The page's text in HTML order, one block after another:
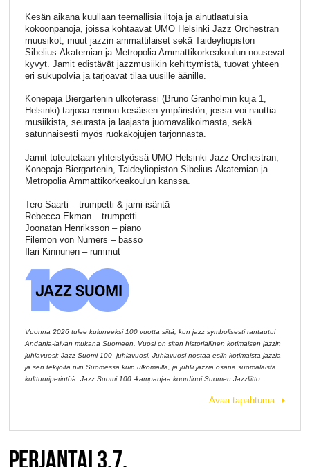
Kesän aikana kuullaan teemallisia iltoja ja ainutlaatuisia
kokoonpanoja, joissa kohtaavat UMO Helsinki Jazz Orchestran
muusikot, muut jazzin ammattilaiset sekä Taideyliopiston
Sibelius-Akatemian ja Metropolia Ammattikorkeakoulun nousevat
kyvyt. Jamit edistävät jazzmusiikin kehittymistä, tuovat yhteen
eri sukupolvia ja tarjoavat tilaa uusille äänille.
Konepaja Biergartenin ulkoterassi (Bruno Granholmin kuja 1,
Helsinki) tarjoaa rennon kesäisen ympäristön, jossa voi nauttia
musiikista, seurasta ja laajasta juomavalikoimasta, sekä
satunnaisesti myös ruokakojujen tarjonnasta.
Jamit toteutetaan yhteistyössä UMO Helsinki Jazz Orchestran,
Konepaja Biergartenin, Taideyliopiston Sibelius-Akatemian ja
Metropolia Ammattikorkeakoulun kanssa.
Tero Saarti – trumpetti & jami-isäntä
Rebecca Ekman – trumpetti
Joonatan Henriksson – piano
Filemon von Numers – basso
Ilari Kinnunen – rummut
Vuonna 2026 tulee kuluneeksi 100 vuotta siitä, kun jazz symbolisesti rantautui
Andania-laivan mukana Suomeen. Vuosi on siten historiallinen kotimaisen jazzin
juhlavuosi: Jazz Suomi 100 -juhlavuosi. Juhlavuosi nostaa esiin kotimaista jazzia
ja sen tekijöitä niin Suomessa kuin ulkomailla, ja juhlii jazzia osana suomalaista
kulttuuriperintöä. Jazz Suomi 100 -kampanjaa koordinoi Suomen Jazzliitto.
Avaa tapahtuma
PERJANTAI 3.7.